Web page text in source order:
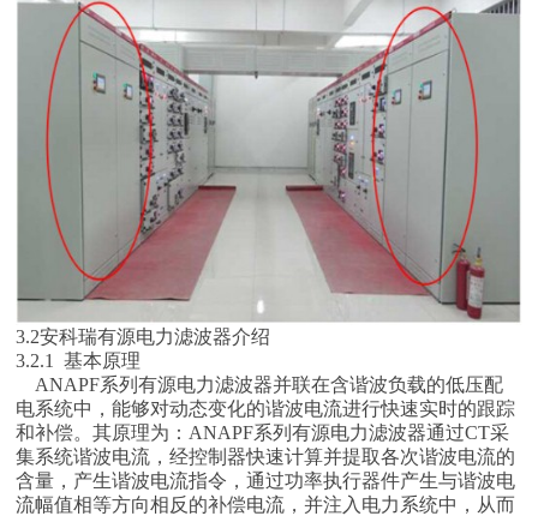
3.2安科瑞有源电力滤波器介绍
3.2.1 基本原理
ANAPF系列有源电力滤波器并联在含谐波负载的低压配
电系统中，能够对动态变化的谐波电流进行快速实时的跟踪
和补偿。其原理为：ANAPF系列有源电力滤波器通过CT采
集系统谐波电流，经控制器快速计算并提取各次谐波电流的
含量，产生谐波电流指令，通过功率执行器件产生与谐波电
流幅值相等方向相反的补偿电流，并注入电力系统中，从而